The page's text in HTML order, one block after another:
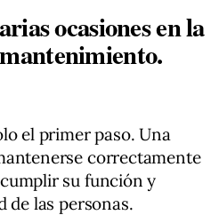
ocasiones en la
el primer paso. Una
correctamente
su función y
de las personas.